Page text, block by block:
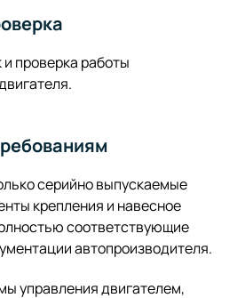
проверка работы
серийно выпускаемые
крепления и навесное
соответствующие
автопроизводителя.
управления двигателем,